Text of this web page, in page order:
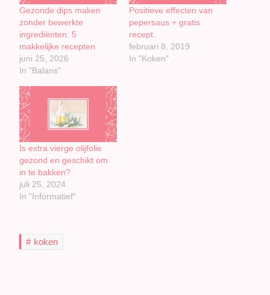
Gezonde dips maken
zonder bewerkte
ingrediënten: 5
makkelijke recepten
juni 25, 2026
In "Balans"
Positieve effecten van
pepersaus + gratis
recept.
februari 8, 2019
In "Koken"
Is extra vierge olijfolie
gezond en geschikt om
in te bakken?
juli 25, 2024
In "Informatief"
koken